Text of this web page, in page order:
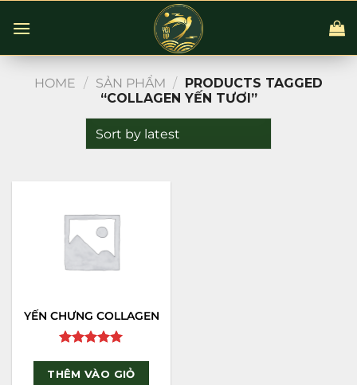
đến
HOME / SẢN PHẨM / PRODUCTS TAGGED
“COLLAGEN YẾN TƯƠI”
YẾN CHƯNG COLLAGEN
out of 5
THÊM VÀO GIỎ